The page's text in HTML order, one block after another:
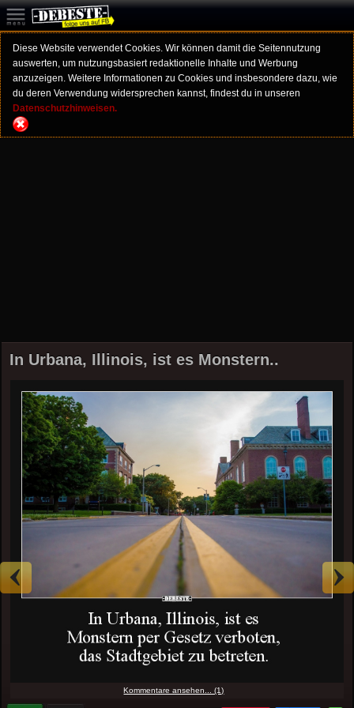
Diese Website verwendet Cookies. Wir können damit die Seitennutzung
auswerten, um nutzungsbasiert redaktionelle Inhalte und Werbung
anzuzeigen. Weitere Informationen zu Cookies und insbesondere dazu, wie
du deren Verwendung widersprechen kannst, findest du in unseren
Datenschutzhinweisen.
In Urbana, Illinois, ist es Monstern..
Kommentare ansehen... (1)